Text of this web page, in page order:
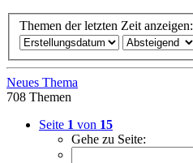
Themen der letzten Zeit anzeigen:
Neues Thema
708 Themen
Seite 1 von 15
Gehe zu Seite: